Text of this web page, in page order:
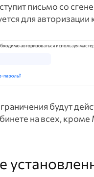
письмо со
для
будут
на всех,